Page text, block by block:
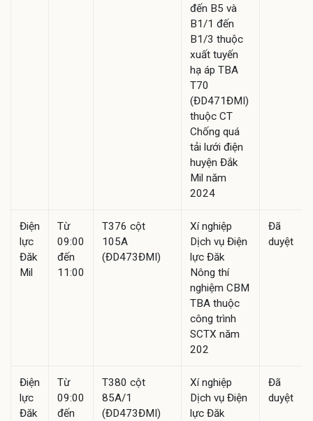
đến B5 và
B1/1 đến
B1/3 thuộc
xuất tuyến
hạ áp TBA
T70
(ĐD471ĐMI)
thuộc CT
Chống quá
tải lưới điện
huyện Đắk
Mil năm
2024
Điện
lực
Đăk
Mil
Từ
09:00
đến
11:00
T376 cột
105A
(ĐD473ĐMI)
Xí nghiệp
Dịch vụ Điện
lực Đăk
Nông thí
nghiệm CBM
TBA thuộc
công trình
SCTX năm
202
Đã
duyệt
Điện
lực
Đăk
Từ
09:00
đến
T380 cột
85A/1
(ĐD473ĐMI)
Xí nghiệp
Dịch vụ Điện
lực Đăk
Đã
duyệt